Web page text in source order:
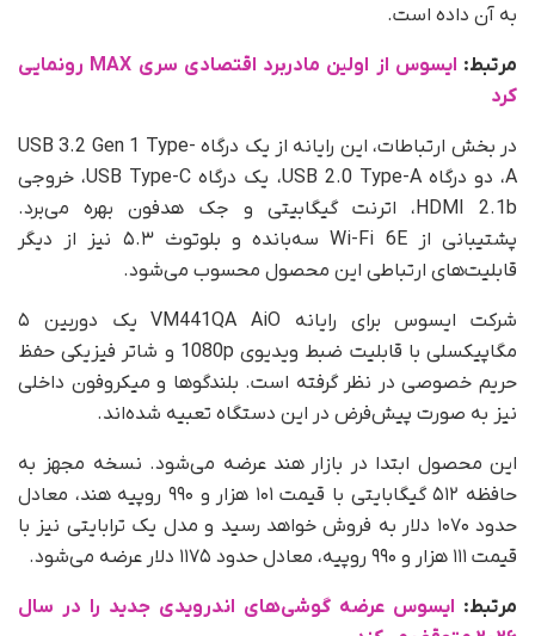
به آن داده است.
مرتبط:
ایسوس از اولین مادربرد اقتصادی سری MAX رونمایی
کرد
در بخش ارتباطات، این رایانه از یک درگاه USB 3.2 Gen 1 Type-
A، دو درگاه USB 2.0 Type-A، یک درگاه USB Type-C، خروجی
HDMI 2.1b، اترنت گیگابیتی و جک هدفون بهره می‌برد.
پشتیبانی از Wi-Fi 6E سه‌بانده و بلوتوث ۵.۳ نیز از دیگر
قابلیت‌های ارتباطی این محصول محسوب می‌شود.
شرکت ایسوس برای رایانه VM441QA AiO یک دوربین ۵
مگاپیکسلی با قابلیت ضبط ویدیوی 1080p و شاتر فیزیکی حفظ
حریم خصوصی در نظر گرفته است. بلندگوها و میکروفون داخلی
نیز به‌ صورت پیش‌فرض در این دستگاه تعبیه شده‌اند.
این محصول ابتدا در بازار هند عرضه می‌شود. نسخه مجهز به
حافظه ۵۱۲ گیگابایتی با قیمت ۱۰۱ هزار و ۹۹۰ روپیه هند، معادل
حدود ۱۰۷۰ دلار به فروش خواهد رسید و مدل یک ترابایتی نیز با
قیمت ۱۱۱ هزار و ۹۹۰ روپیه، معادل حدود ۱۱۷۵ دلار عرضه می‌شود.
مرتبط: ایسوس عرضه گوشی‌های اندرویدی جدید را در سال